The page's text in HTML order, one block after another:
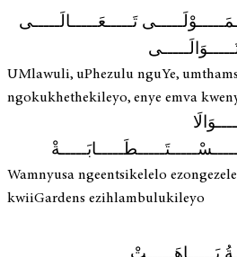
تَـــــعَـــــالَـــــى
UMlawuli, uPhezulu nguYe,
ngokukhethekileyo, enye emva
Wamnyusa ngeentsikelelo
kwiiGardens ezihlambulukileyo